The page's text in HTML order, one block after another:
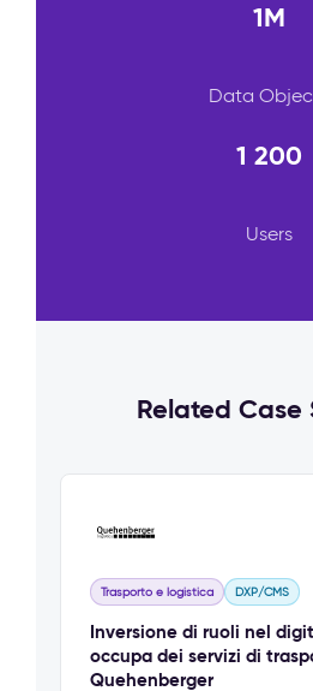
1M
Data
1 200
Users
Related Case
Trasporto e logistica DXP/CMS
Inversione di ruoli nel
occupa dei servizi di
Quehenberger